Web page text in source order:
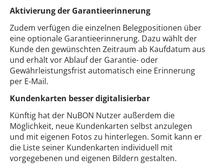
Aktivierung der Garantieerinnerung
Zudem verfügen die einzelnen Belegpositionen über
eine optionale Garantieerinnerung. Dazu wählt der
Kunde den gewünschten Zeitraum ab Kaufdatum aus
und erhält vor Ablauf der Garantie- oder
Gewährleistungsfrist automatisch eine Erinnerung
per E-Mail.
Kundenkarten besser digitalisierbar
Künftig hat der NuBON Nutzer außerdem die
Möglichkeit, neue Kundenkarten selbst anzulegen
und mit eigenen Fotos zu hinterlegen. Somit kann er
die Liste seiner Kundenkarten individuell mit
vorgegebenen und eigenen Bildern gestalten.